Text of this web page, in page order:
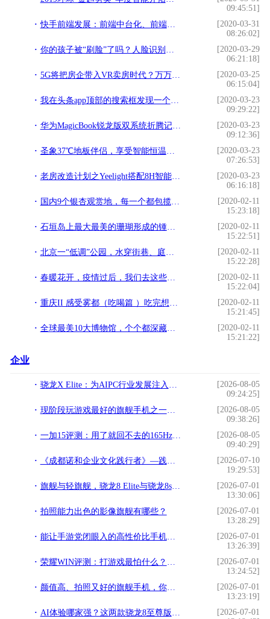
09:45:51]
快手前端发展：前端中台化、前端智能化，我们一直在追赶什么？
[2020-03-31
08:26:02]
你的孩子被“刷脸”了吗？人脸识别进入校园引争议
[2020-03-29
06:21:18]
5G将把房企带入VR卖房时代？万万没想到，VR被直播截胡了
[2020-03-25
06:15:04]
我在头条app顶部的搜索框发现一个“新大陆”，或许你早就知道了
[2020-03-23
09:29:22]
华为MagicBook锐龙版双系统折腾记六：matlab
[2020-03-23
09:12:36]
圣象37℃地板伴侣，享受智能恒温的舒适感
[2020-03-23
07:26:53]
老房改造计划之Yeelight搭配8H智能窗帘新升级
[2020-03-23
06:16:18]
国内9个银杏观赏地，每一个都包揽了半个秋天的美
[2020-02-11
15:23:18]
石垣岛上最大最美的珊瑚形成的锺乳洞，20万年前这里是海底
[2020-02-11
15:22:51]
北京一“低调”公园，水穿街巷、庭院人家，被称为“首都的江南”
[2020-02-11
15:22:28]
春暖花开，疫情过后，我们去这些地方看花吧
[2020-02-11
15:22:04]
重庆II 感受雾都（吃喝篇 ）吃完想在重庆买房
[2020-02-11
15:21:45]
全球最美10大博物馆，个个都深藏不露
[2020-02-11
15:21:22]
企业
骁龙X Elite：为AIPC行业发展注入强劲动力
[2026-08-05
09:24:25]
现阶段玩游戏最好的旗舰手机之一，游戏狂魔红魔11 Pro评测
[2026-08-05
09:38:26]
一加15评测：用了就回不去的165Hz，游戏党这次真的赢了
[2026-08-05
09:40:29]
《成都诺和企业文化践行者》—践行文化，榜样力量
[2026-07-10
19:29:53]
旗舰与轻旗舰，骁龙8 Elite与骁龙8s Gen4，8s至尊不存在
[2026-07-01
13:30:06]
拍照能力出色的影像旗舰有哪些？
[2026-07-01
13:28:29]
能让手游党闭眼入的高性价比手机是哪款？
[2026-07-01
13:26:39]
荣耀WIN评测：打游戏最怕什么？这台手机治好了我的焦虑
[2026-07-01
13:24:52]
颜值高、拍照又好的旗舰手机，你选哪一款？
[2026-07-01
13:23:19]
AI体验哪家强？这两款骁龙8至尊版旗舰把智能玩明白了
[2026-07-01